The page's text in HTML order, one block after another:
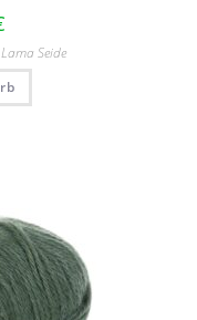
Seide